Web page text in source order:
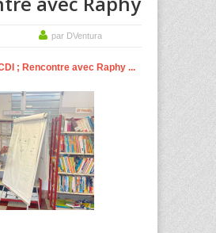
par DVentura
; Rencontre avec Raphy ...